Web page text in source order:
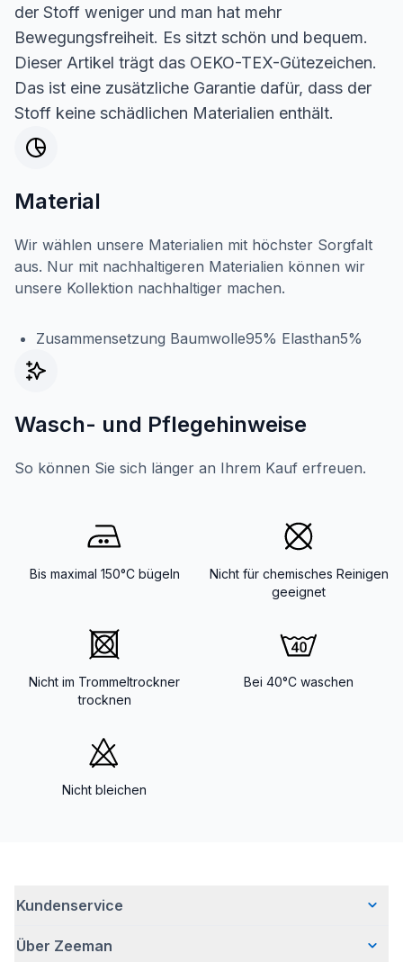
der Stoff weniger und man hat mehr
Bewegungsfreiheit. Es sitzt schön und bequem.
Dieser Artikel trägt das OEKO-TEX-Gütezeichen.
Das ist eine zusätzliche Garantie dafür, dass der
Stoff keine schädlichen Materialien enthält.
Material
Wir wählen unsere Materialien mit höchster Sorgfalt
aus. Nur mit nachhaltigeren Materialien können wir
unsere Kollektion nachhaltiger machen.
Zusammensetzung Baumwolle95% Elasthan5%
Wasch- und Pflegehinweise
So können Sie sich länger an Ihrem Kauf erfreuen.
Bis maximal 150°C bügeln
Nicht für chemisches Reinigen
geeignet
Nicht im Trommeltrockner
trocknen
Bei 40°C waschen
Nicht bleichen
Kundenservice
Häufig gestellte Fragen
Über Zeeman